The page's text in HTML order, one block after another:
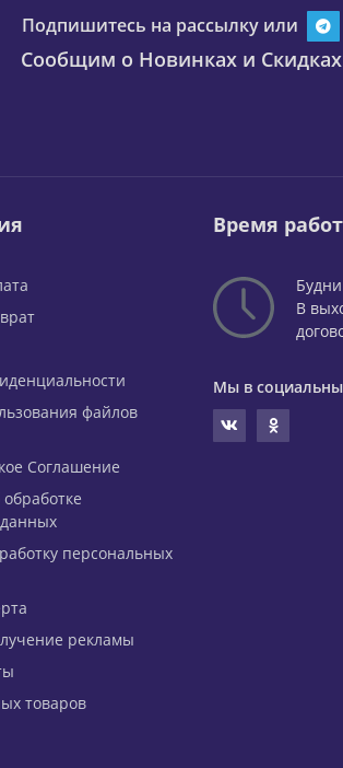
Подпишитесь на рассылку или
Сообщим о Новинках и
файлов
Соглашение
персональных
рекламы
товаров
Время
В
Мы в